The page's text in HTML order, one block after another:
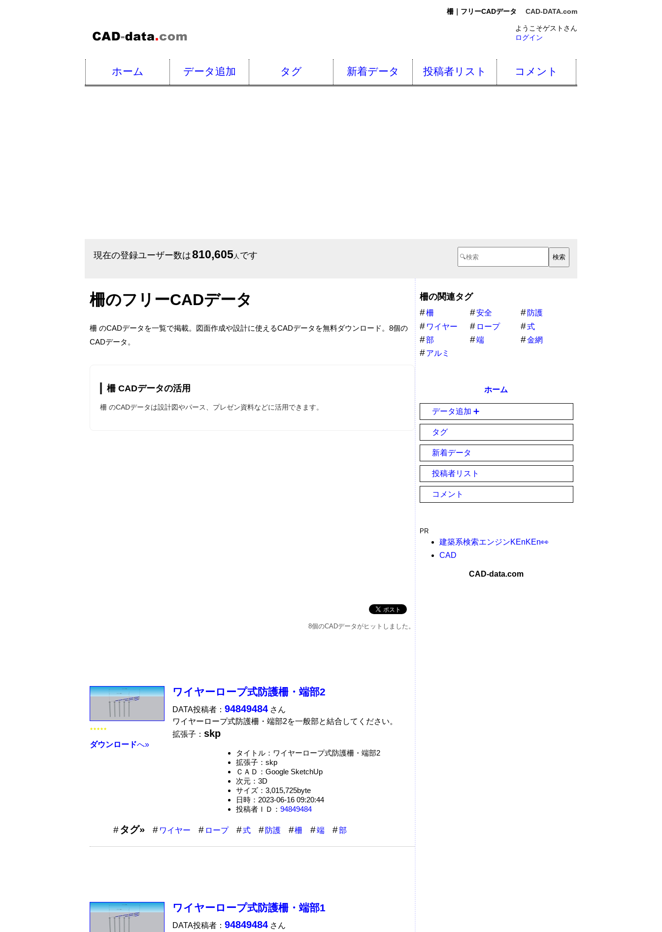
柵｜フリーCADデータ CAD-DATA.com
ようこそゲストさん
ログイン
ホーム データ追加 タグ 新着データ 投稿者リスト コメント
現在の登録ユーザー数は810,605人 です
柵のフリーCADデータ
柵 のCADデータを一覧で掲載。図面作成や設計に使えるCADデータを無料ダウンロード。8個の
CADデータ。
柵 CADデータの活用
柵 のCADデータは設計図やパース、プレゼン資料などに活用できます。
8個のCADデータがヒットしました。
★★★★★
ダウンロードへ»
ワイヤーロープ式防護柵・端部2
DATA投稿者： 94849484 さん
ワイヤーロープ式防護柵・端部2を一般部と結合してください。
拡張子： skp
タイトル：ワイヤーロープ式防護柵・端部2
拡張子：skp
ＣＡＤ：Google SketchUp
次元：3D
サイズ：3,015,725byte
日時：2023-06-16 09:20:44
投稿者ＩＤ： 94849484
タグ» ワイヤー ロープ 式 防護 柵 端 部
ワイヤーロープ式防護柵・端部1
DATA投稿者： 94849484 さん
柵の関連タグ
柵 安全
防護
ワイヤー
ロープ
式
部
端
金網
アルミ
ホーム
データ追加 ➕
タグ
新着データ
投稿者リスト
コメント
PR
建築系検索エンジンKEnKEn👀
CAD
CAD-data.com